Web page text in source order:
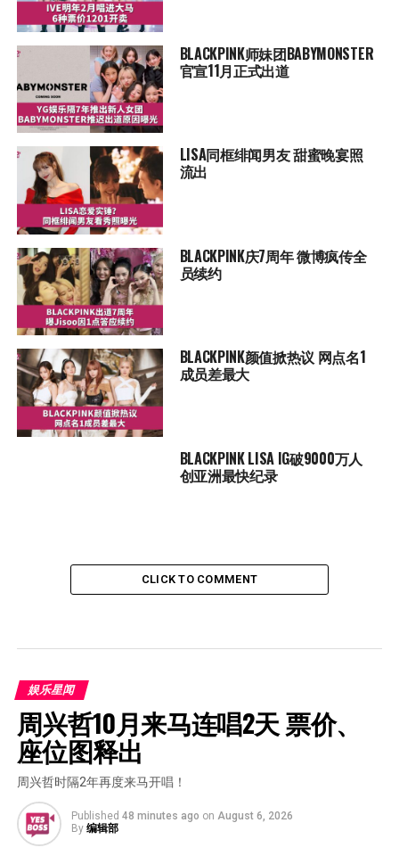
BLACKPINK师妹团BABYMONSTER
官宣11月正式出道
LISA同框绯闻男友 甜蜜晚宴照
流出
BLACKPINK庆7周年 微博疯传全
员续约
BLACKPINK颜值掀热议 网点名1
成员差最大
BLACKPINK LISA IG破9000万人
创亚洲最快纪录
CLICK TO COMMENT
娱乐星闻
周兴哲10月来马连唱2天 票价、
座位图释出
周兴哲时隔2年再度来马开唱！
Published 48 minutes ago on August 6, 2026
By 编辑部